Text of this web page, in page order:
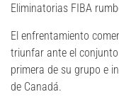
Eliminatorias FIBA
El enfrentamiento
triunfar ante el
primera de su grupo e
de Canadá.